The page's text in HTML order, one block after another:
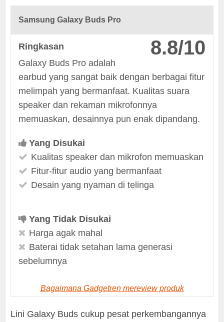
Samsung Galaxy Buds Pro
8.8/10
Ringkasan
Galaxy Buds Pro adalah
earbud yang sangat baik dengan berbagai fitur
melimpah yang bermanfaat. Kualitas suara
speaker dan rekaman mikrofonnya
memuaskan, desainnya pun enak dipandang.
Yang Disukai
Kualitas speaker dan mikrofon memuaskan
Fitur-fitur audio yang bermanfaat
Desain yang nyaman di telinga
Yang Tidak Disukai
Harga agak mahal
Baterai tidak setahan lama generasi
sebelumnya
Bagaimana Gadgetren mereview produk
Lini Galaxy Buds cukup pesat perkembangannya